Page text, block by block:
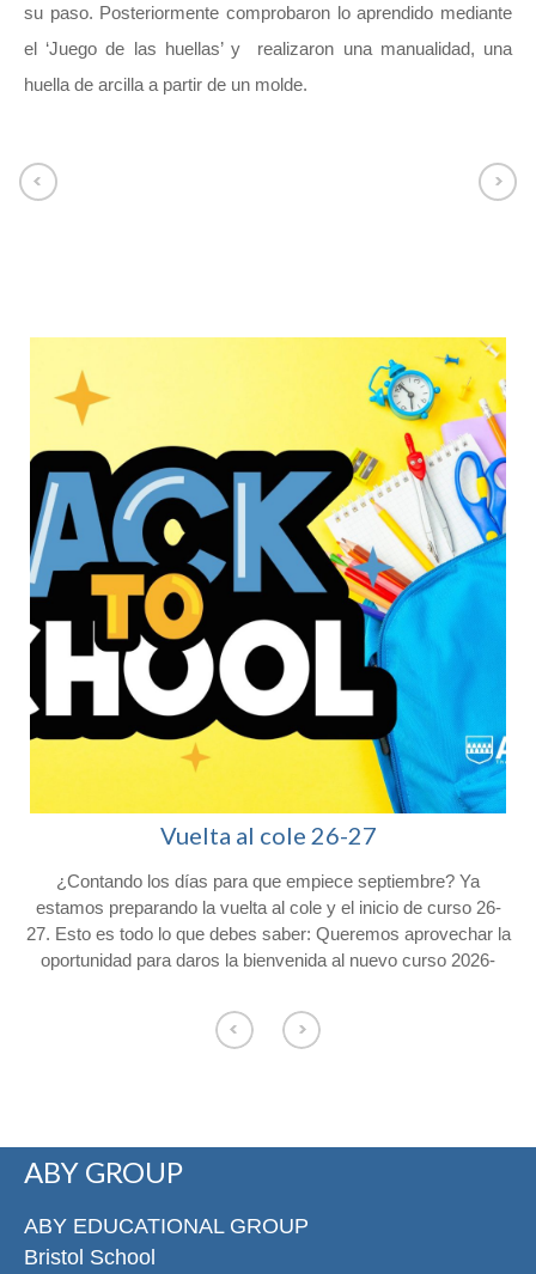
su paso. Posteriormente comprobaron lo aprendido mediante
el ‘Juego de las huellas’ y realizaron una manualidad, una
huella de arcilla a partir de un molde.
Vuelta al cole 26-27
¿Contando los días para que empiece septiembre? Ya
estamos preparando la vuelta al cole y el inicio de curso 26-
27. Esto es todo lo que debes saber: Queremos aprovechar la
oportunidad para daros la bienvenida al nuevo curso 2026-
Afuera. Con vistas al inicio del próximo curso, os hacemos
llegar la siguiente información. Consulta el calendario escolar
de primaria lo harán el viernes 4 de septiembre. El servicio de
permanencias comenzará el 4 de septiembre de 8:00 a 9:00 y
para los alumnos que lo han solicitado. Los días de apertura
especial en Navidad y Semana Santa no habrá permanencias.
ABY GROUP
ABY EDUCATIONAL GROUP
Bristol School